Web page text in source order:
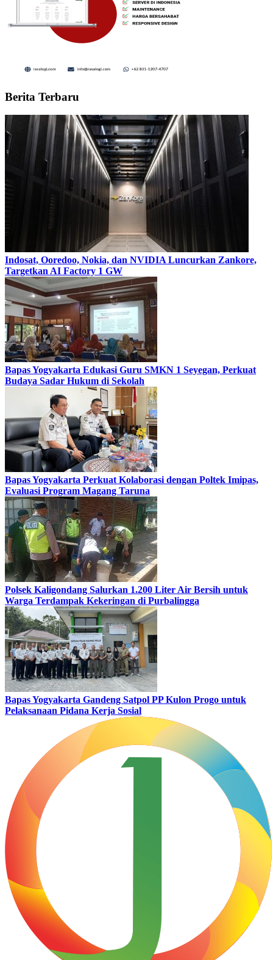
Berita Terbaru
Indosat, Ooredoo, Nokia, dan NVIDIA Luncurkan Zankore,
Targetkan AI Factory 1 GW
Bapas Yogyakarta Edukasi Guru SMKN 1 Seyegan, Perkuat
Budaya Sadar Hukum di Sekolah
Bapas Yogyakarta Perkuat Kolaborasi dengan Poltek Imipas,
Evaluasi Program Magang Taruna
Polsek Kaligondang Salurkan 1.200 Liter Air Bersih untuk
Warga Terdampak Kekeringan di Purbalingga
Bapas Yogyakarta Gandeng Satpol PP Kulon Progo untuk
Pelaksanaan Pidana Kerja Sosial